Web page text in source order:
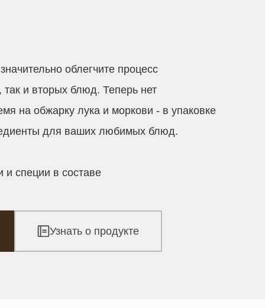
облегчите процесс
так и вторых блюд. Теперь нет
на обжарку лука и моркови - в упаковке
для ваших любимых блюд.
и специи в составе
Узнать о продукте